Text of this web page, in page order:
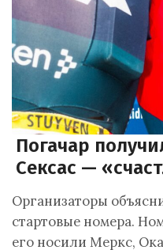
Погачар
Сексас —
Организаторы
стартовые номера.
его носили Меркс,